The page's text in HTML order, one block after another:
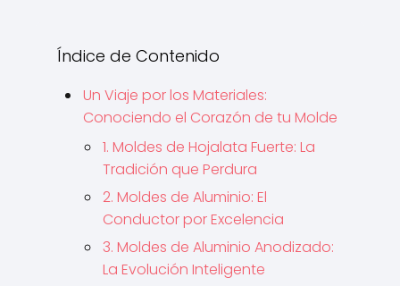
Índice de Contenido
Un Viaje por los Materiales:
Conociendo el Corazón de tu Molde
1. Moldes de Hojalata Fuerte: La
Tradición que Perdura
2. Moldes de Aluminio: El
Conductor por Excelencia
3. Moldes de Aluminio Anodizado:
La Evolución Inteligente